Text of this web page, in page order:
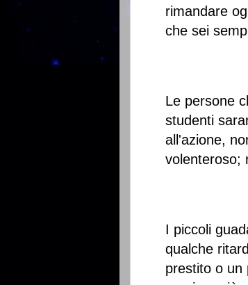
rimandare
che sei
Le persone
studenti
all'azione,
volenteroso;
I piccoli
qualche
prestito o un